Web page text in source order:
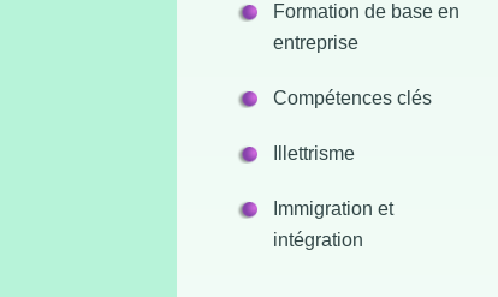
Formation de base en
entreprise
Compétences clés
Illettrisme
Immigration et
intégration